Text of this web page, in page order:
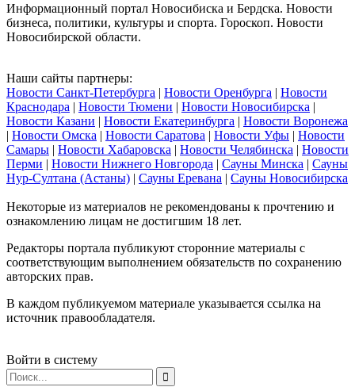
Информационный портал Новосибиска и Бердска. Новости
бизнеса, политики, культуры и спорта. Гороскоп. Новости
Новосибирской области.
Наши сайты партнеры:
Новости Санкт-Петербурга | Новости Оренбурга | Новости
Краснодара | Новости Тюмени | Новости Новосибирска |
Новости Казани | Новости Екатеринбурга | Новости Воронежа
| Новости Омска | Новости Саратова | Новости Уфы | Новости
Самары | Новости Хабаровска | Новости Челябинска | Новости
Перми | Новости Нижнего Новгорода | Сауны Минска | Сауны
Нур-Султана (Астаны) | Сауны Еревана | Сауны Новосибирска
Некоторые из материалов не рекомендованы к прочтению и
ознакомлению лицам не достигшим 18 лет.
Редакторы портала публикуют сторонние материалы с
соответствующим выполнением обязательств по сохранению
авторских прав.
В каждом публикуемом материале указывается ссылка на
источник правообладателя.
Войти в систему